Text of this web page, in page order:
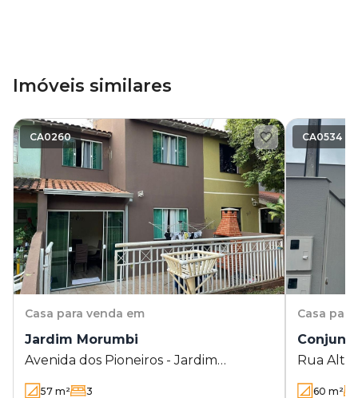
Imóveis similares
CA0260
Casa para venda em
Jardim Morumbi
Avenida dos Pioneiros - Jardim
Morumbi
57 m² 3
CA0534
Casa
Rua
Conjunto
60 m²